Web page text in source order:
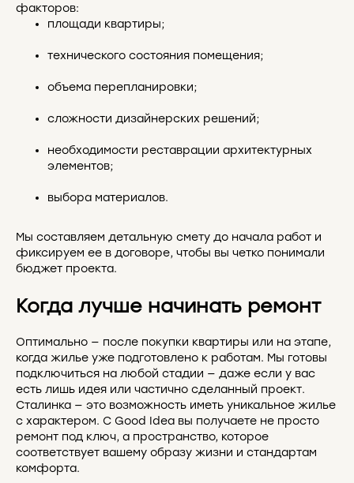
факторов:
площади квартиры;
технического состояния помещения;
объема перепланировки;
сложности дизайнерских решений;
необходимости реставрации архитектурных
элементов;
выбора материалов.
Мы составляем детальную смету до начала работ и
фиксируем ее в договоре, чтобы вы четко понимали
бюджет проекта.
Когда лучше начинать ремонт
Оптимально — после покупки квартиры или на этапе,
когда жилье уже подготовлено к работам. Мы готовы
подключиться на любой стадии — даже если у вас
есть лишь идея или частично сделанный проект.
Сталинка — это возможность иметь уникальное жилье
с характером. С Good Idea вы получаете не просто
ремонт под ключ, а пространство, которое
соответствует вашему образу жизни и стандартам
комфорта.